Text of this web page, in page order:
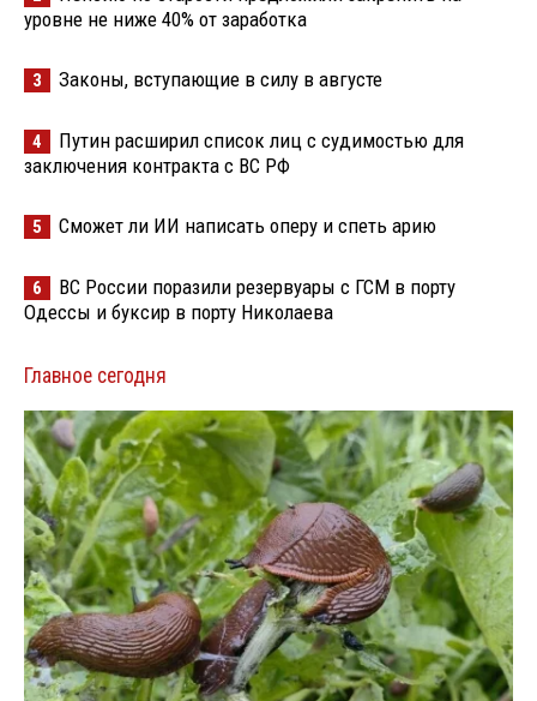
уровне не ниже 40% от заработка
3 Законы, вступающие в силу в августе
4
Путин расширил список лиц с судимостью для
заключения контракта с ВС РФ
5 Сможет ли ИИ написать оперу и спеть арию
6
ВС России поразили резервуары с ГСМ в порту
Одессы и буксир в порту Николаева
Главное сегодня